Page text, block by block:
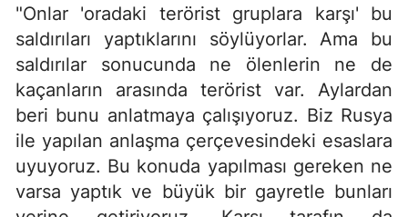
"Onlar 'oradaki terörist gruplara karşı' bu
saldırıları yaptıklarını söylüyorlar. Ama bu
saldırılar sonucunda ne ölenlerin ne de
kaçanların arasında terörist var. Aylardan
beri bunu anlatmaya çalışıyoruz. Biz Rusya
ile yapılan anlaşma çerçevesindeki esaslara
uyuyoruz. Bu konuda yapılması gereken ne
varsa yaptık ve büyük bir gayretle bunları